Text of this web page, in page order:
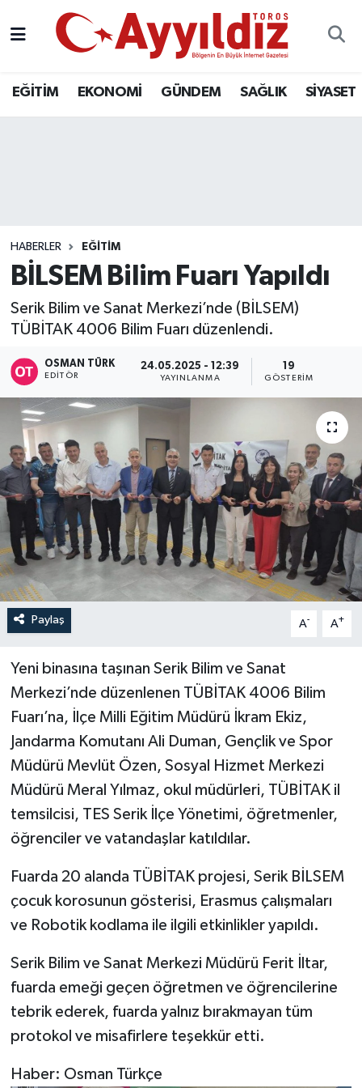
EĞİTİM EKONOMİ GÜNDEM SAĞLIK SİYASET
HABERLER EĞİTİM
BİLSEM Bilim Fuarı Yapıldı
Serik Bilim ve Sanat Merkezi’nde (BİLSEM)
TÜBİTAK 4006 Bilim Fuarı düzenlendi.
OSMAN TÜRK
EDITÖR
24.05.2025 - 12:39
YAYINLANMA
19
GÖSTERIM
Paylaş A- A+
Yeni binasına taşınan Serik Bilim ve Sanat
Merkezi’nde düzenlenen TÜBİTAK 4006 Bilim
Fuarı’na, İlçe Milli Eğitim Müdürü İkram Ekiz,
Jandarma Komutanı Ali Duman, Gençlik ve Spor
Müdürü Mevlüt Özen, Sosyal Hizmet Merkezi
Müdürü Meral Yılmaz, okul müdürleri, TÜBİTAK il
temsilcisi, TES Serik İlçe Yönetimi, öğretmenler,
öğrenciler ve vatandaşlar katıldılar.
Fuarda 20 alanda TÜBİTAK projesi, Serik BİLSEM
çocuk korosunun gösterisi, Erasmus çalışmaları
ve Robotik kodlama ile ilgili etkinlikler yapıldı.
Serik Bilim ve Sanat Merkezi Müdürü Ferit İltar,
fuarda emeği geçen öğretmen ve öğrencilerine
tebrik ederek, fuarda yalnız bırakmayan tüm
protokol ve misafirlere teşekkür etti.
Haber: Osman Türkçe